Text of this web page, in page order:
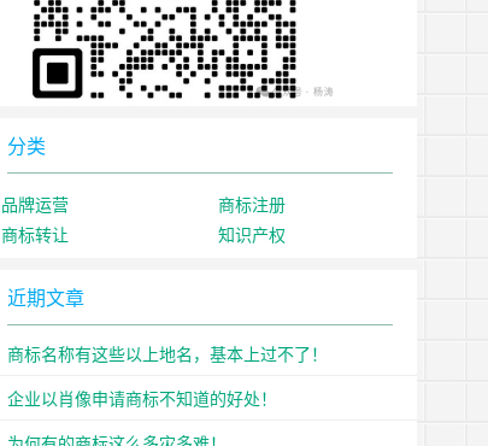
分类
品牌运营
商标注册
商标转让
知识产权
近期文章
商标名称有这些以上地名，基本上过不了！
企业以肖像申请商标不知道的好处！